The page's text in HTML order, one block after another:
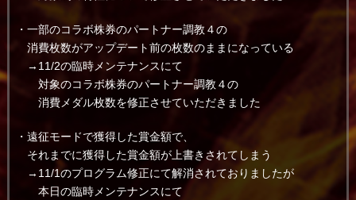
・一部のコラボ株券のパートナー調教４の
消費枚数がアップデート前の枚数のままになっている
→11/2の臨時メンテナンスにて
対象のコラボ株券のパートナー調教４の
消費メダル枚数を修正させていただきました
・遠征モードで獲得した賞金額で、
それまでに獲得した賞金額が上書きされてしまう
→11/1のプログラム修正にて解消されておりましたが
本日の臨時メンテナンスにて